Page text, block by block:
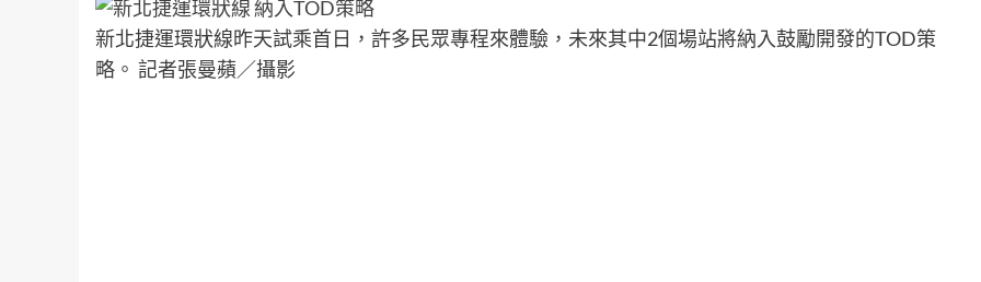
新北捷運環狀線昨天試乘首日，許多民眾專程來體驗，未來其中2個場站將納入鼓勵開發的TOD策
略。 記者張曼蘋／攝影